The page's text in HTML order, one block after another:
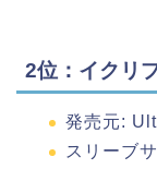
2位：イクリ
発売元:
スリーブ